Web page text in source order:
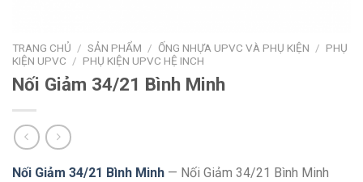
TRANG CHỦ / SẢN PHẨM / ỐNG NHỰA UPVC VÀ PHỤ KIỆN / PHỤ
KIỆN UPVC / PHỤ KIỆN UPVC HỆ INCH
Nối Giảm 34/21 Bình Minh
Nối Giảm 34/21 Bình Minh — Nối Giảm 34/21 Bình Minh